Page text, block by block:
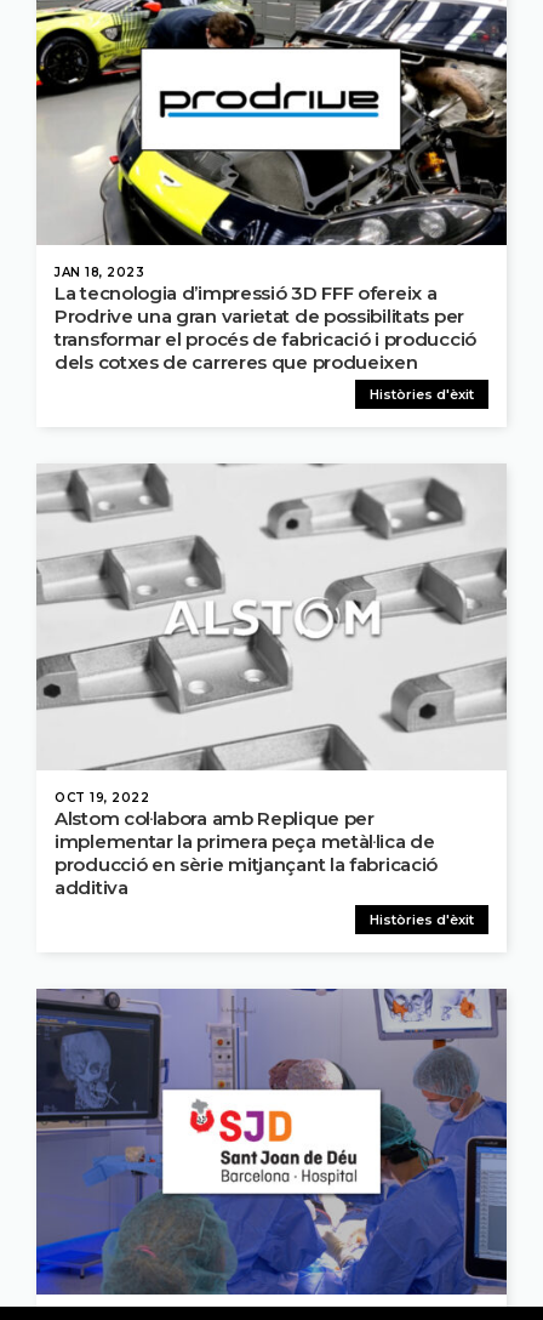
JAN 18, 2023
Històries d'èxit
La tecnologia d’impressió 3D FFF ofereix a
Prodrive una gran varietat de possibilitats per
transformar el procés de fabricació i producció
dels cotxes de carreres que produeixen
OCT 19, 2022
Històries d'èxit
Alstom col·labora amb Replique per
implementar la primera peça metàl·lica de
producció en sèrie mitjançant la fabricació
additiva